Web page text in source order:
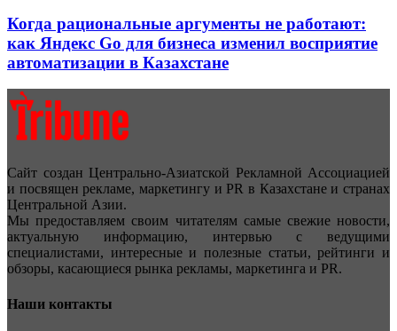
Когда рациональные аргументы не работают:
как Яндекс Go для бизнеса изменил восприятие
автоматизации в Казахстане
Сайт создан Центрально-Азиатской Рекламной Ассоциацией
и посвящен рекламе, маркетингу и PR в Казахстане и странах
Центральной Азии.
Мы предоставляем своим читателям самые свежие новости,
актуальную информацию, интервью с ведущими
специалистами, интересные и полезные статьи, рейтинги и
обзоры, касающиеся рынка рекламы, маркетинга и PR.
Наши контакты